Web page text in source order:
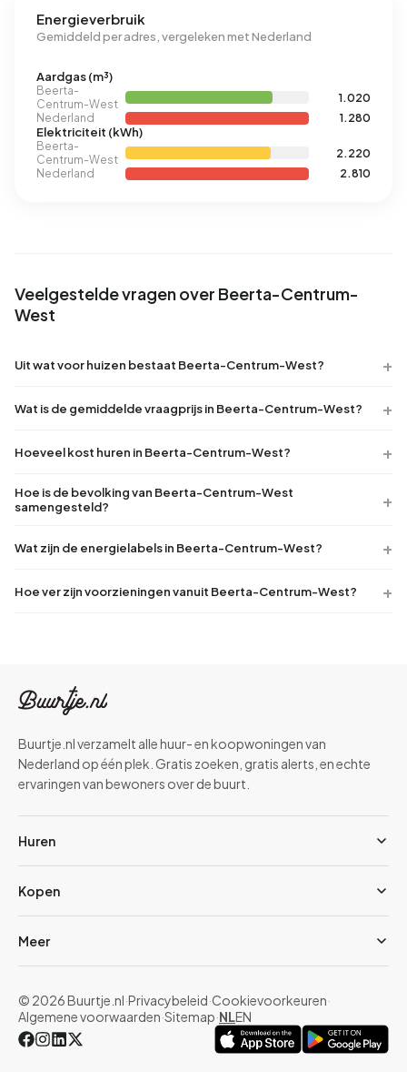
Energieverbruik
Gemiddeld per adres, vergeleken met Nederland
Aardgas (m³)
Beerta-
Centrum-West
1.020
Nederland
1.280
Elektriciteit (kWh)
Beerta-
Centrum-West
2.220
Nederland
2.810
Veelgestelde vragen over Beerta-Centrum-
West
Uit wat voor huizen bestaat Beerta-Centrum-West?
Wat is de gemiddelde vraagprijs in Beerta-Centrum-West?
Hoeveel kost huren in Beerta-Centrum-West?
Hoe is de bevolking van Beerta-Centrum-West
samengesteld?
Wat zijn de energielabels in Beerta-Centrum-West?
Hoe ver zijn voorzieningen vanuit Beerta-Centrum-West?
Buurtje.nl verzamelt alle huur- en koopwoningen van
Nederland op één plek. Gratis zoeken, gratis alerts, en echte
ervaringen van bewoners over de buurt.
Huren
Kopen
Meer
© 2026 Buurtje.nl·Privacybeleid·Cookievoorkeuren·
Algemene voorwaarden·Sitemap·NLEN